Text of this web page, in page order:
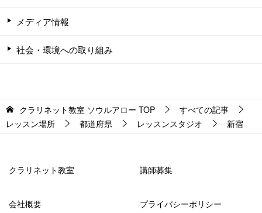
メディア情報
社会・環境への取り組み
クラリネット教室 ソウルアロー TOP
すべての記事
レッスン場所
都道府県 レッスンスタジオ 新宿
クラリネット教室 講師募集
会社概要 プライバシーポリシー